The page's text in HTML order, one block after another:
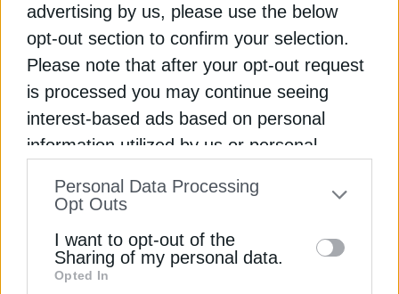
advertising by us, please use the below
opt-out section to confirm your selection.
Please note that after your opt-out request
is processed you may continue seeing
interest-based ads based on personal
information utilized by us or personal
to your opt-out. You may separately opt-out
information by third parties on the IAB’s list
of downstream participants. This
Personal Data Processing
Opt Outs
I want to opt-out of the
Sharing of my personal data.
Opted In
ΥΠΟΔΟΜΕΣ
ΕΤΕ: Ανάγκη για επενδύσεις 35 δισ. σε
μεταφορές & ενέργεια στα νησιά